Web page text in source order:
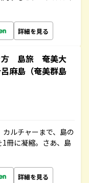
詳細を見る
方 島旅 奄美大
麻島（奄美群島
ルチャーまで、島の
冊に凝縮。さあ、島
詳細を見る